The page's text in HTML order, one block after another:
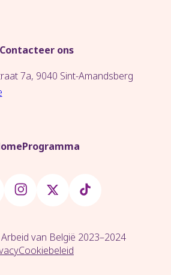
Contacteer ons
7a, 9040 Sint-Amandsberg
Programma
van België 2023–2024
Cookiebeleid